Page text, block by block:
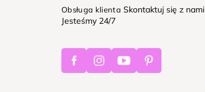
Obsługa klienta Skontaktuj się z nami
Jesteśmy 24/7
FacebookInstagramYoutubePinterest